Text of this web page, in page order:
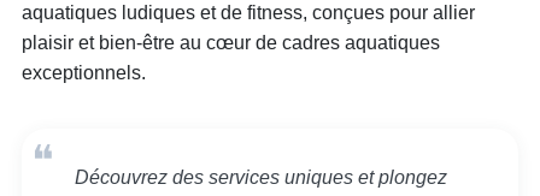
Aquafitness inclus matériel et sono 40 minutes = 60
euros
matériel/heure =40 à 50 euros
aquatiques ludiques et de fitness, conçues pour allier
plaisir et bien-être au cœur de cadres aquatiques
exceptionnels.
Découvrez des services uniques et plongez